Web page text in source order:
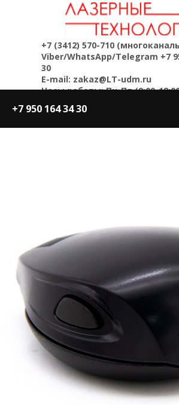
+7 (3412) 570-710
Viber/WhatsApp/Telegram +7
30
E-mail: zakaz@LT-udm.ru
Часы работы: Пн-Пт (9:00-
+7 950 164 34 30